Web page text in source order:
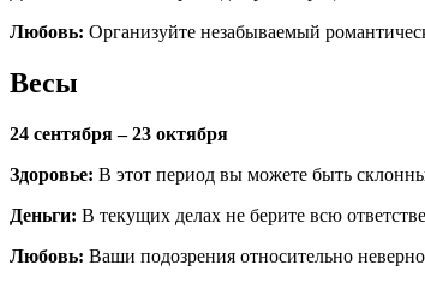
Любовь: Организуйте незабываемый
Весы
24 сентября – 23 октября
Здоровье: В этот период вы можете быть
Деньги: В текущих делах не берите всю
Любовь: Ваши подозрения относительно